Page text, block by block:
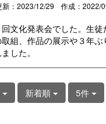
新：2023/12/29 作成：2022/
文化発表会でした。生徒
組、作品の展示や３年ぶ
した。
新着順 5件